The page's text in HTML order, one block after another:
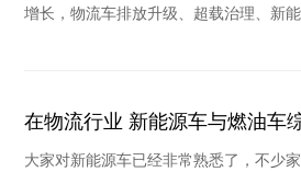
增长，物流车排放升级、超载治理、新
在物流行业 新能源车与燃油车
势？
大家对新能源车已经非常熟悉了，不少